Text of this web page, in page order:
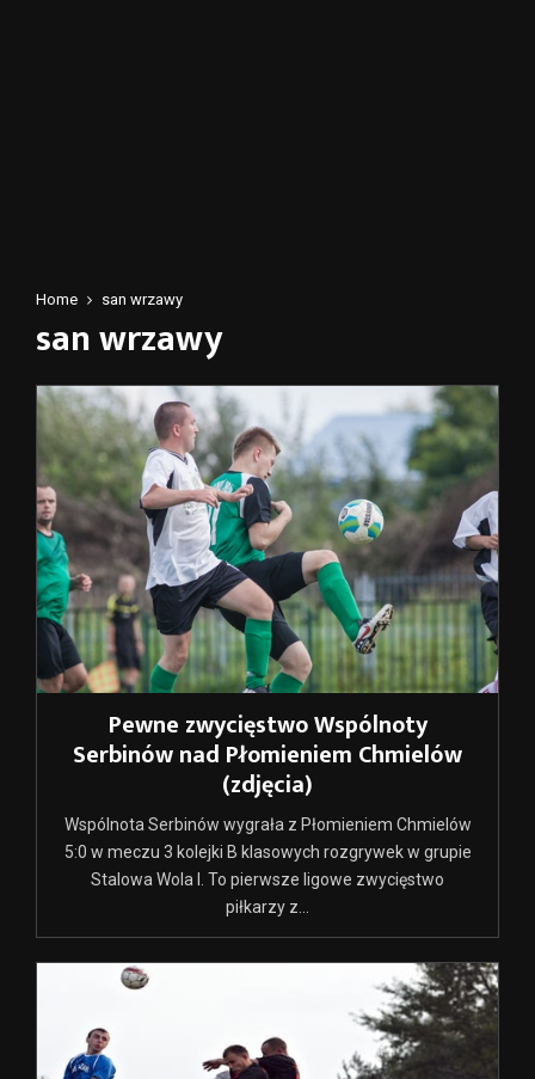
Home san wrzawy
san wrzawy
Pewne zwycięstwo Wspólnoty
Serbinów nad Płomieniem Chmielów
(zdjęcia)
Wspólnota Serbinów wygrała z Płomieniem Chmielów
5:0 w meczu 3 kolejki B klasowych rozgrywek w grupie
Stalowa Wola I. To pierwsze ligowe zwycięstwo
piłkarzy z...